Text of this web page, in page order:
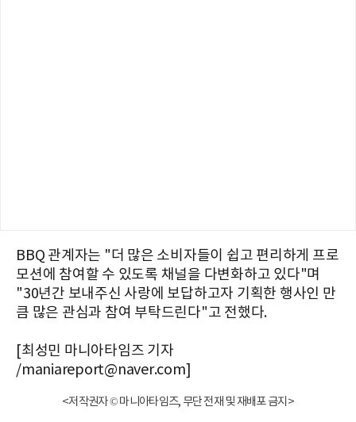
BBQ 관계자는 "더 많은 소비자들이 쉽고 편리하게 프로
모션에 참여할 수 있도록 채널을 다변화하고 있다"며
"30년간 보내주신 사랑에 보답하고자 기획한 행사인 만
큼 많은 관심과 참여 부탁드린다"고 전했다.
[최성민 마니아타임즈 기자
/maniareport@naver.com]
<저작권자 © 마니아타임즈, 무단 전재 및 재배포 금지>